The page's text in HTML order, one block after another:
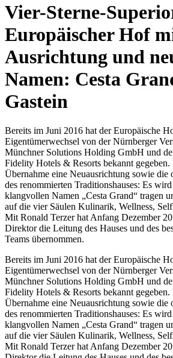
Vier-Sterne-
Europäischer Hof
Ausrichtung und
Namen: Cesta
Gastein
Bereits im Juni 2016 hat der Europäische
Eigentümerwechsel von der Nürnberger
Münchner Solutions Holding GmbH und
Fidelity Hotels & Resorts bekannt
Übernahme eine Neuausrichtung sowie
des renommierten Traditionshauses: Es
klangvollen Namen „Cesta Grand“ tragen
auf die vier Säulen Kulinarik, Wellness,
Mit Ronald Terzer hat Anfang Dezember
Direktor die Leitung des Hauses und des
Teams übernommen.
Bereits im Juni 2016 hat der Europäische
Eigentümerwechsel von der Nürnberger
Münchner Solutions Holding GmbH und
Fidelity Hotels & Resorts bekannt
Übernahme eine Neuausrichtung sowie
des renommierten Traditionshauses: Es
klangvollen Namen „Cesta Grand“ tragen
auf die vier Säulen Kulinarik, Wellness,
Mit Ronald Terzer hat Anfang Dezember